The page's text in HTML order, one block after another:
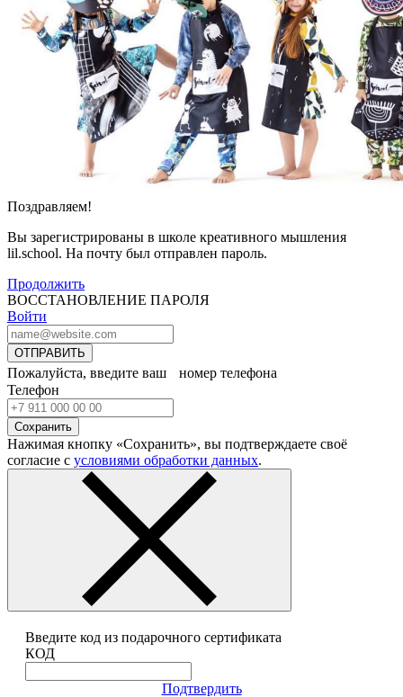
Поздравляем!
Вы зарегистрированы в школе креативного мышления
lil.school. На почту был отправлен пароль.
Продолжить
ВОССТАНОВЛЕНИЕ ПАРОЛЯ
Войти
ОТПРАВИТЬ
Пожалуйста, введите ваш номер телефона
Телефон
Сохранить
Нажимая кнопку «Сохранить», вы подтверждаете своё
согласие с условиями обработки данных.
Введите код из подарочного сертификата
КОД
Подтвердить